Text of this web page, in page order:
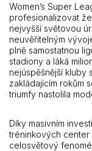
Women’s Super
profesionalizovat
nejvyšší světovou
neuvěřitelným
plně samostatnou
stadiony a láká
nejúspěšnější kluby
zakládajícím rokům
triumfy nastolila
Díky masivním
tréninkových center
celosvětový